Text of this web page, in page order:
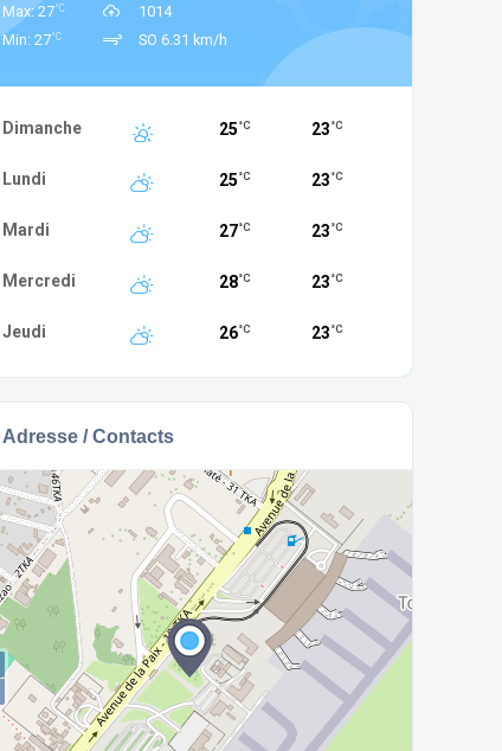
Max: 27°C
Min: 27°C
1014
SO 6.31 km/h
Dimanche 25 °C 23 °C
Lundi 25 °C 23 °C
Mardi 27°C 23 °C
Mercredi 28°C 23 °C
Jeudi 26°C 23 °C
Adresse / Contacts